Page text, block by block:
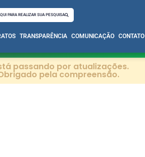
PARA REALIZAR SUA PESQUISA
TRANSPARÊNCIA COMUNICAÇÃO CONTATO
passando por atualizações.
pela compreensão.